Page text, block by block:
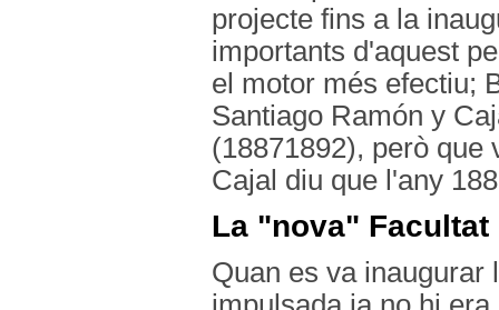
projecte fins a la
importants d'aquest
el motor més efectiu;
Santiago Ramón y
(1887­1892), però que
Cajal diu que l'any
La "nova" Facultat
Quan es va inaugurar